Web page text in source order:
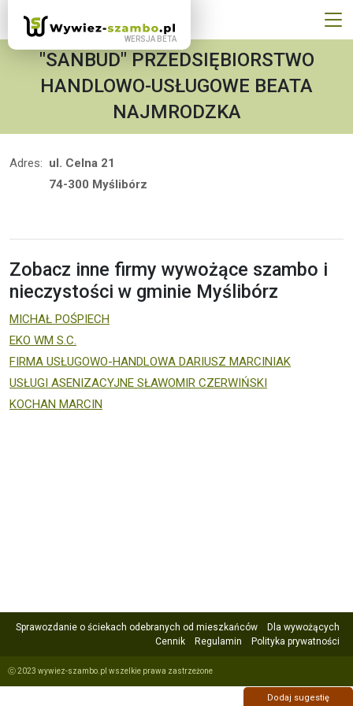
"SANBUD" PRZEDSIĘBIORSTWO
HANDLOWO-USŁUGOWE BEATA
NAJMRODZKA
Adres: ul. Celna 21
74-300 Myślibórz
Zobacz inne firmy wywożące szambo i
nieczystości w gminie Myślibórz
MICHAŁ POŚPIECH
EKO WM S.C.
FIRMA USŁUGOWO-HANDLOWA DARIUSZ MARCINIAK
USŁUGI ASENIZACYJNE SŁAWOMIR CZERWIŃSKI
KOCHAN MARCIN
Sprawozdanie o ściekach odebranych od mieszkańców
Dla wywożących
Cennik
Regulamin Polityka prywatności
ⓒ 2023 wywiez-szambo.pl wszelkie prawa zastrzeżone
Dodaj sugestię